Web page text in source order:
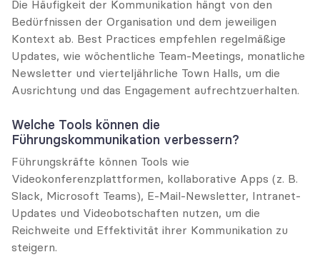
Die Häufigkeit der Kommunikation hängt von den
Bedürfnissen der Organisation und dem jeweiligen
Kontext ab. Best Practices empfehlen regelmäßige
Updates, wie wöchentliche Team-Meetings, monatliche
Newsletter und vierteljährliche Town Halls, um die
Ausrichtung und das Engagement aufrechtzuerhalten.
Welche Tools können die
Führungskommunikation verbessern?
Führungskräfte können Tools wie
Videokonferenzplattformen, kollaborative Apps (z. B.
Slack, Microsoft Teams), E-Mail-Newsletter, Intranet-
Updates und Videobotschaften nutzen, um die
Reichweite und Effektivität ihrer Kommunikation zu
steigern.